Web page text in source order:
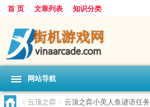
首 页 文章列表 知识分类
网站导航
> 云顶之弈 > 云顶之弈小美人鱼谜语任务